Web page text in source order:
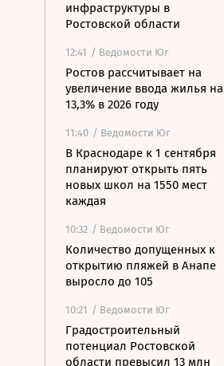
инфраструктуры в
Ростовской области
12:41 / Ведомости Юг
Ростов рассчитывает на
увеличение ввода жилья на
13,3% в 2026 году
11:40 / Ведомости Юг
В Краснодаре к 1 сентября
планируют открыть пять
новых школ на 1550 мест
каждая
10:32 / Ведомости Юг
Количество допущенных к
открытию пляжей в Анапе
выросло до 105
10:21 / Ведомости Юг
Градостроительный
потенциал Ростовской
области превысил 13 млн